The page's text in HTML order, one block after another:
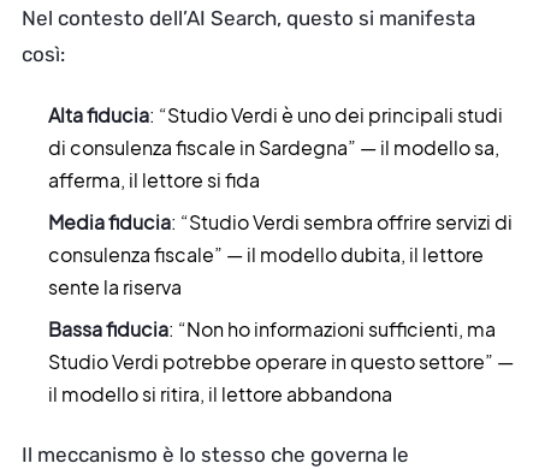
Nel contesto dell’AI Search, questo si manifesta
così:
Alta fiducia: “Studio Verdi è uno dei principali studi
di consulenza fiscale in Sardegna” — il modello sa,
afferma, il lettore si fida
Media fiducia: “Studio Verdi sembra offrire servizi di
consulenza fiscale” — il modello dubita, il lettore
sente la riserva
Bassa fiducia: “Non ho informazioni sufficienti, ma
Studio Verdi potrebbe operare in questo settore” —
il modello si ritira, il lettore abbandona
Il meccanismo è lo stesso che governa le